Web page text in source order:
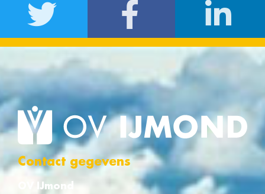
Contact gegevens
OV IJmond